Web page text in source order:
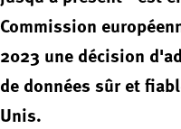
Commission
2023 une décision
de données sûr et
Unis.